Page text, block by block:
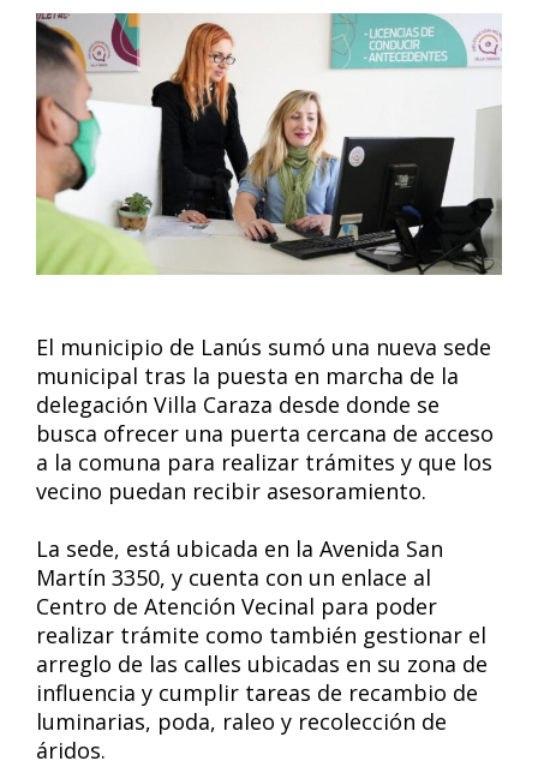
El municipio de Lanús sumó una nueva sede
municipal tras la puesta en marcha de la
delegación Villa Caraza desde donde se
busca ofrecer una puerta cercana de acceso
a la comuna para realizar trámites y que los
vecino puedan recibir asesoramiento.
La sede, está ubicada en la Avenida San
Martín 3350, y cuenta con un enlace al
Centro de Atención Vecinal para poder
realizar trámite como también gestionar el
arreglo de las calles ubicadas en su zona de
influencia y cumplir tareas de recambio de
luminarias, poda, raleo y recolección de
áridos.